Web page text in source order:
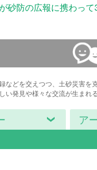
砂防の広報に携わっ
などを交えつつ、土砂災害を
い発見や様々な交流が生まれ
ア